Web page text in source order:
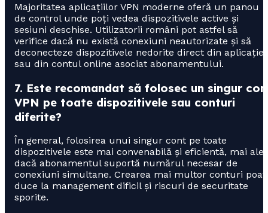
Majoritatea aplicațiilor VPN moderne oferă un panou
de control unde poți vedea dispozitivele active și
sesiuni deschise. Utilizatorii români pot astfel să
verifice dacă nu există conexiuni neautorizate și să
deconecteze dispozitivele nedorite direct din aplicație
sau din contul online asociat abonamentului.
7. Este recomandat să folosec un singur
VPN pe toate dispozitivele sau conturi
diferite?
În general, folosirea unui singur cont pe toate
dispozitivele este mai convenabilă și eficientă, mai ales
dacă abonamentul suportă numărul necesar de
conexiuni simultane. Crearea mai multor conturi
duce la management dificil și riscuri de securitate
sporite.